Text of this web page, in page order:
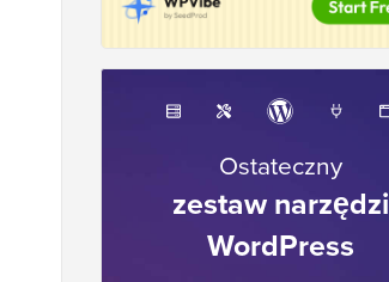
Ostateczny
zestaw narzędzi
WordPress